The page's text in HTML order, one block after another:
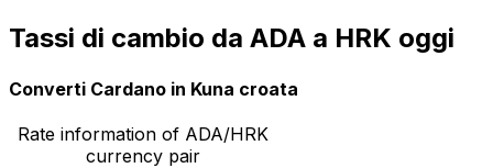
Tassi di cambio da ADA a HRK oggi
Converti Cardano in Kuna croata
Rate information of ADA/HRK
currency pair